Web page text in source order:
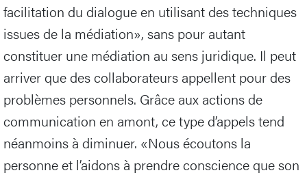
facilitation du dialogue en utilisant des techniques
issues de la médiation», sans pour autant
constituer une médiation au sens juridique. Il peut
arriver que des collaborateurs appellent pour des
problèmes personnels. Grâce aux actions de
communication en amont, ce type d’appels tend
néanmoins à diminuer. «Nous écoutons la
personne et l’aidons à prendre conscience que son